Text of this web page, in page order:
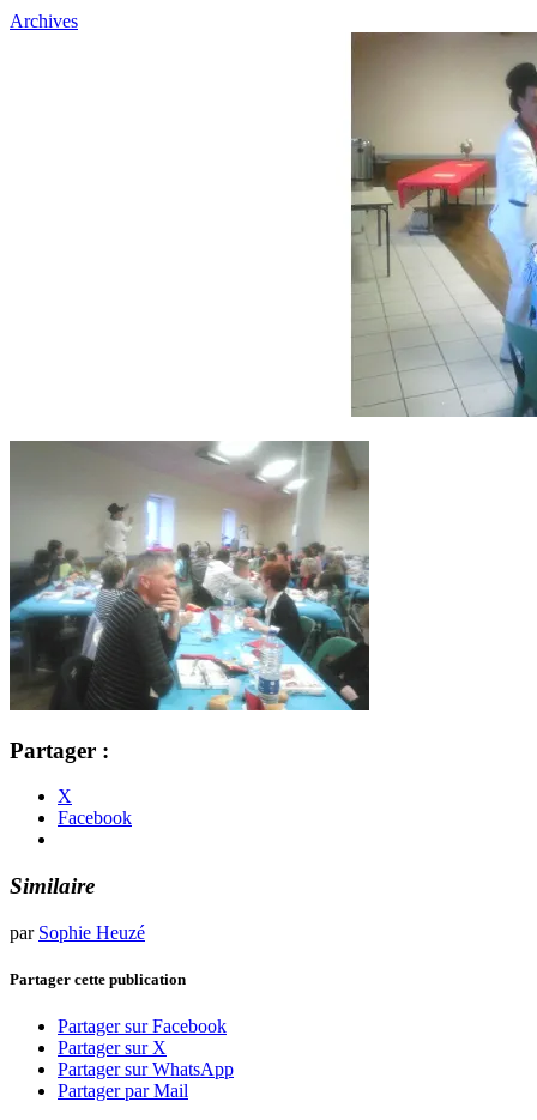
Archives
Partager :
X
Facebook
Similaire
par Sophie Heuzé
Partager cette publication
Partager sur Facebook
Partager sur X
Partager sur WhatsApp
Partager par Mail